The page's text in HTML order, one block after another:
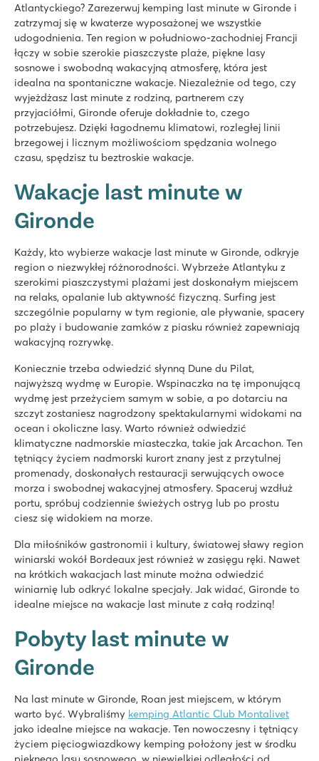
Świetny park wodny ze zjeżdżalnią bezpośrednio przy plaży
Atrakcje dla młodszych i starszych, w tym tor pumptrack
Wspiąć się na latarnię morską Cordouan, aby podziwiać
Atlantyckiego? Zarezerwuj kemping last minute w Gironde i
zatrzymaj się w kwaterze wyposażonej we wszystkie
udogodnienia. Ten region w południowo-zachodniej Francji
łączy w sobie szerokie piaszczyste plaże, piękne lasy
sosnowe i swobodną wakacyjną atmosferę, która jest
idealna na spontaniczne wakacje. Niezależnie od tego, czy
wyjeżdżasz last minute z rodziną, partnerem czy
przyjaciółmi, Gironde oferuje dokładnie to, czego
potrzebujesz. Dzięki łagodnemu klimatowi, rozległej linii
brzegowej i licznym możliwościom spędzania wolnego
czasu, spędzisz tu beztroskie wakacje.
Wakacje last minute w
Gironde
Każdy, kto wybierze wakacje last minute w Gironde, odkryje
region o niezwykłej różnorodności. Wybrzeże Atlantyku z
szerokimi piaszczystymi plażami jest doskonałym miejscem
na relaks, opalanie lub aktywność fizyczną. Surfing jest
szczególnie popularny w tym regionie, ale pływanie, spacery
po plaży i budowanie zamków z piasku również zapewniają
wakacyjną rozrywkę.
Koniecznie trzeba odwiedzić słynną Dune du Pilat,
najwyższą wydmę w Europie. Wspinaczka na tę imponującą
wydmę jest przeżyciem samym w sobie, a po dotarciu na
szczyt zostaniesz nagrodzony spektakularnymi widokami na
ocean i okoliczne lasy. Warto również odwiedzić
klimatyczne nadmorskie miasteczka, takie jak Arcachon. Ten
tętniący życiem nadmorski kurort znany jest z przytulnej
promenady, doskonałych restauracji serwujących owoce
morza i swobodnej wakacyjnej atmosfery. Spaceruj wzdłuż
portu, spróbuj codziennie świeżych ostryg lub po prostu
ciesz się widokiem na morze.
Dla miłośników gastronomii i kultury, światowej sławy region
winiarski wokół Bordeaux jest również w zasięgu ręki. Nawet
na krótkich wakacjach last minute można odwiedzić
winiarnię lub odkryć lokalne specjały. Jak widać, Gironde to
idealne miejsce na wakacje last minute z całą rodziną!
Pobyty last minute w
Gironde
Na last minute w Gironde, Roan jest miejscem, w którym
warto być. Wybraliśmy kemping Atlantic Club Montalivet
jako idealne miejsce na wakacje. Ten nowoczesny i tętniący
życiem pięciogwiazdkowy kemping położony jest w środku